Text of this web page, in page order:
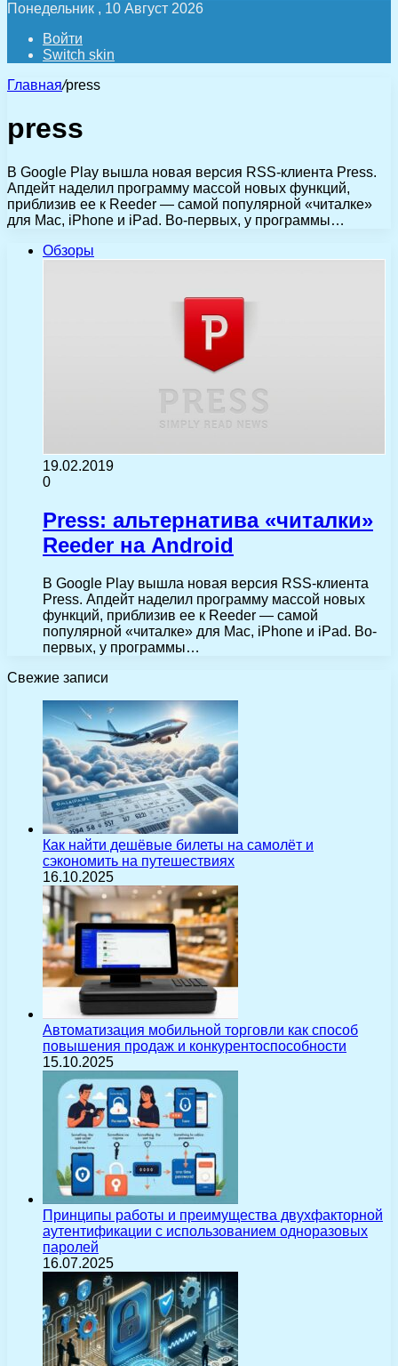
Понедельник , 10 Август 2026
Войти
Switch skin
Главная/press
press
В Google Play вышла новая версия RSS-клиента Press.
Апдейт наделил программу массой новых функций,
приблизив ее к Reeder — самой популярной «читалке»
для Mac, iPhone и iPad. Во-первых, у программы…
Обзоры
19.02.2019
0
Press: альтернатива «читалки»
Reeder на Android
В Google Play вышла новая версия RSS-клиента
Press. Апдейт наделил программу массой новых
функций, приблизив ее к Reeder — самой
популярной «читалке» для Mac, iPhone и iPad. Во-
первых, у программы…
Свежие записи
Как найти дешёвые билеты на самолёт и
сэкономить на путешествиях
16.10.2025
Автоматизация мобильной торговли как способ
повышения продаж и конкурентоспособности
15.10.2025
Принципы работы и преимущества двухфакторной
аутентификации с использованием одноразовых
паролей
16.07.2025